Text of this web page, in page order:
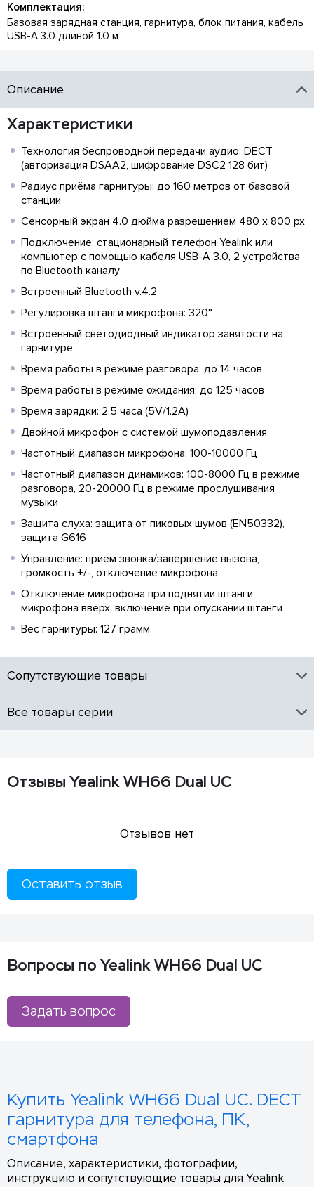
Комплектация:
Базовая зарядная станция, гарнитура, блок питания, кабель
USB-A 3.0 длиной 1.0 м
Описание
Характеристики
Технология беспроводной передачи аудио: DECT
(авторизация DSAA2, шифрование DSC2 128 бит)
Радиус приёма гарнитуры: до 160 метров от базовой
станции
Сенсорный экран 4.0 дюйма разрешением 480 x 800 px
Подключение: стационарный телефон Yealink или
компьютер с помощью кабеля USB-A 3.0, 2 устройства
по Bluetooth каналу
Встроенный Bluetooth v.4.2
Регулировка штанги микрофона: 320°
Встроенный светодиодный индикатор занятости на
гарнитуре
Время работы в режиме разговора: до 14 часов
Время работы в режиме ожидания: до 125 часов
Время зарядки: 2.5 часа (5V/1.2A)
Двойной микрофон с системой шумоподавления
Частотный диапазон микрофона: 100-10000 Гц
Частотный диапазон динамиков: 100-8000 Гц в режиме
разговора, 20-20000 Гц в режиме прослушивания
музыки
Защита слуха: защита от пиковых шумов (EN50332),
защита G616
Управление: прием звонка/завершение вызова,
громкость +/-, отключение микрофона
Отключение микрофона при поднятии штанги
микрофона вверх, включение при опускании штанги
Вес гарнитуры: 127 грамм
Сопутствующие товары
Все товары серии
Отзывы Yealink WH66 Dual UC
Отзывов нет
Оставить отзыв
Вопросы по Yealink WH66 Dual UC
Задать вопрос
Купить Yealink WH66 Dual UC. DECT
гарнитура для телефона, ПК,
смартфона
Описание, характеристики, фотографии,
инструкцию и сопутствующие товары для Yealink